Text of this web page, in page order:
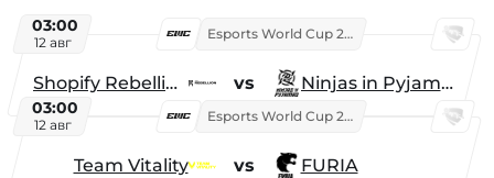
03:00
12 авг
Esports World Cup 2026
Shopify Rebellion vs Ninjas in Pyjamas
03:00
12 авг
Esports World Cup 2026
Team Vitality vs FURIA